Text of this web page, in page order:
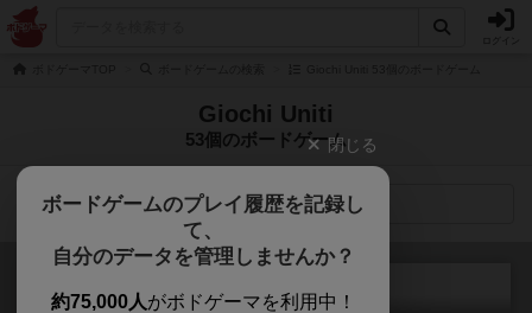
Giochi Uniti
53個のボードゲーム
検索メニュー
閉じる
ボードゲームのプレイ履歴を記録し
て、
自分のデータを管理しませんか？
約75,000人がボドゲーマを利用中！